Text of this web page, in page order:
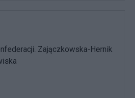
Zajączkowska-Hernik